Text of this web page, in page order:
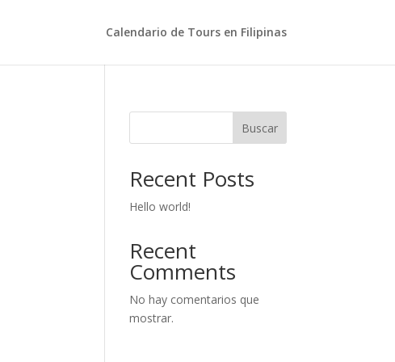
Calendario de Tours en Filipinas
Buscar
Recent Posts
Hello world!
Recent
Comments
No hay comentarios que
mostrar.